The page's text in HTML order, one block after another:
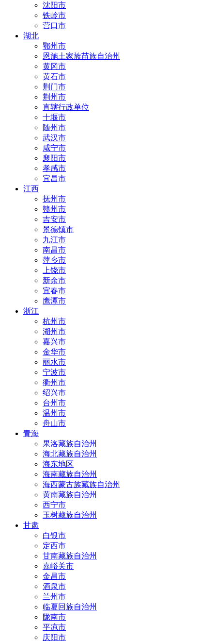
沈阳市
铁岭市
营口市
湖北
鄂州市
恩施土家族苗族自治州
黄冈市
黄石市
荆门市
荆州市
直辖行政单位
十堰市
随州市
武汉市
咸宁市
襄阳市
孝感市
宜昌市
江西
抚州市
赣州市
吉安市
景德镇市
九江市
南昌市
萍乡市
上饶市
新余市
宜春市
鹰潭市
浙江
杭州市
湖州市
嘉兴市
金华市
丽水市
宁波市
衢州市
绍兴市
台州市
温州市
舟山市
青海
果洛藏族自治州
海北藏族自治州
海东地区
海南藏族自治州
海西蒙古族藏族自治州
黄南藏族自治州
西宁市
玉树藏族自治州
甘肃
白银市
定西市
甘南藏族自治州
嘉峪关市
金昌市
酒泉市
兰州市
临夏回族自治州
陇南市
平凉市
庆阳市